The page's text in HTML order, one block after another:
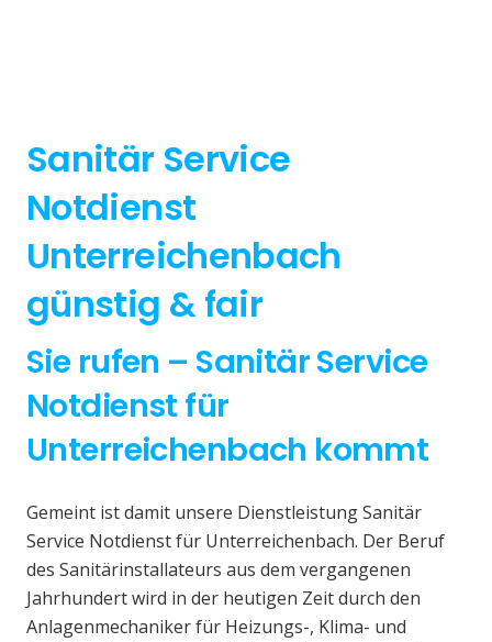
Sanitär Service
Notdienst
Unterreichenbach
günstig & fair
Sie rufen – Sanitär Service
Notdienst für
Unterreichenbach kommt
Gemeint ist damit unsere Dienstleistung Sanitär
Service Notdienst für Unterreichenbach. Der Beruf
des Sanitärinstallateurs aus dem vergangenen
Jahrhundert wird in der heutigen Zeit durch den
Anlagenmechaniker für Heizungs-, Klima- und